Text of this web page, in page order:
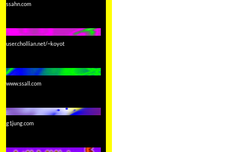
ssahn.com
user.chollian.net/~koyot
www.ssall.com
g1jung.com